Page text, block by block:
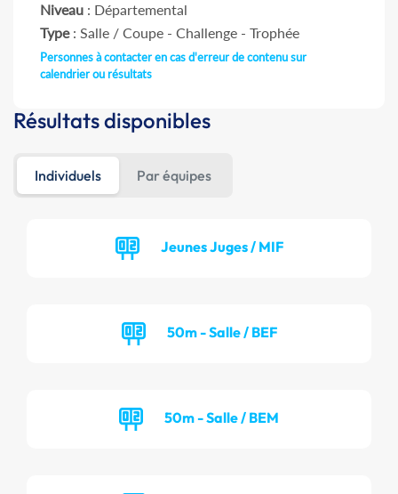
Niveau : Départemental
Type: Salle / Coupe - Challenge - Trophée
Personnes à contacter en cas d'erreur de contenu sur
calendrier ou résultats
Résultats disponibles
Individuels Par équipes
Jeunes Juges / MIF
50m - Salle / BEF
50m - Salle / BEM